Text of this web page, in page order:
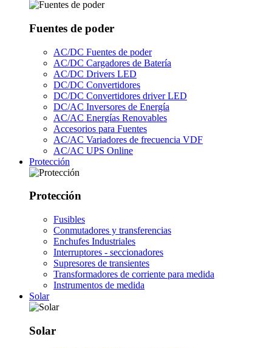
Fuentes de poder
AC/DC Fuentes de poder
AC/DC Cargadores de Batería
AC/DC Drivers LED
DC/DC Convertidores
DC/DC Convertidores driver LED
DC/AC Inversores de Energía
AC/AC Energías Renovables
Accesorios para Fuentes
AC/AC Variadores de frecuencia VDF
AC/AC UPS Online
Protección
Protección
Fusibles
Conmutadores y transferencias
Enchufes Industriales
Interruptores - seccionadores
Supresores de transientes
Transformadores de corriente para medida
Instrumentos de medida
Solar
Solar